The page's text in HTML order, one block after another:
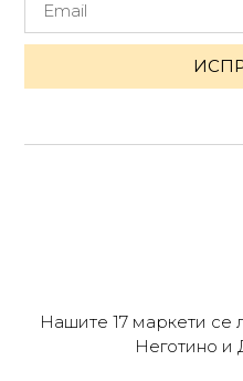
Нашите 17 маркети се
Неготино и